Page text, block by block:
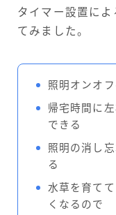
タイマー設置に
てみました。
照明オンオ
帰宅時間に
できる
照明の消し
る
水草を育て
くなるので